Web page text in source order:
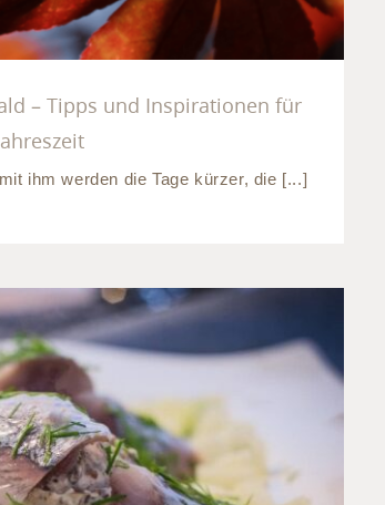
– Tipps und Inspirationen für
ihm werden die Tage kürzer, die [...]
München: Die Matjes-